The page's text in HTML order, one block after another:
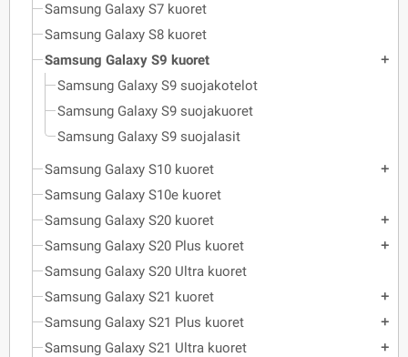
Samsung Galaxy S7 kuoret
Samsung Galaxy S8 kuoret
Samsung Galaxy S9 kuoret
add
Samsung Galaxy S9 suojakotelot
Samsung Galaxy S9 suojakuoret
Samsung Galaxy S9 suojalasit
Samsung Galaxy S10 kuoret
add
Samsung Galaxy S10e kuoret
Samsung Galaxy S20 kuoret
add
Samsung Galaxy S20 Plus kuoret add
Samsung Galaxy S20 Ultra kuoret
Samsung Galaxy S21 kuoret
add
Samsung Galaxy S21 Plus kuoret add
Samsung Galaxy S21 Ultra kuoret add